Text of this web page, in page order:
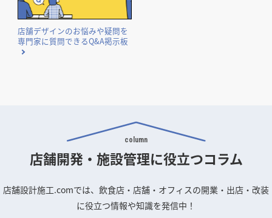
店舗デザインのお悩みや疑問を
専門家に質問できるQ&A掲示板
column
店舗開発・施設管理に役立つコラム
店舗設計施工.comでは、飲食店・店舗・オフィスの開業・出店・改装
に役立つ情報や知識を発信中！